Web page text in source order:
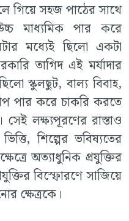
গিয়ে সহজ পাঠের সাথে
মাধ্যমিক পার করে
মধ্যেই ছিলো একটা
তাগিদ এই মর্যাদার
স্কুলছুট, বাল্য বিবাহ,
পার করে চাকরি করতে
সেই লক্ষ্যপূরণের রাস্তাও
শিল্পের ভবিষ্যতের
অত্যাধুনিক প্রযুক্তির
বিস্ফোরণে সাজিয়ে
ক্ষেত্রকে।